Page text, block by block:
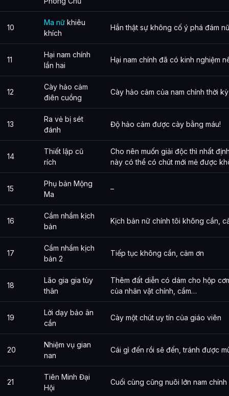
10
Ma nữ khiêu
khích
Hắn thật sự không cố ý phá đám
11
Hại nam chính
lần hai
Hại nam chính đã có kinh nghiệm
12
Cày hảo cảm
điên cuồng
Cày hảo cảm của nam chính thời
13
Ra vẻ bị sét
đánh
Độ hảo cảm được cày bằng máu!
14
Thiết lập cũ
rích
Cho nên muốn giải độc thì nhất
này có thể có chút mới mẻ được
15
Phụ bản Mộng
Ma
–
16
Cầm nhầm kịch
bản
Kịch bản nữ chính tôi không cần,
17
Cầm nhầm kịch
bản 2
Tiếp tục không cần, cảm ơn
18
Lão gia gia tùy
thân
Thêm đất diễn có dám cho hộp
của nhân vật chính, cầm…
19
Lời dạy bảo ân
cần
Cày một chút uy tín của giáo viên
20
Nhiệm vụ gian
nan
Cái gì đến rồi sẽ đến, tránh được
21
Tiên Minh Đại
Hội
Cuối cùng cũng nuôi lớn nam chính